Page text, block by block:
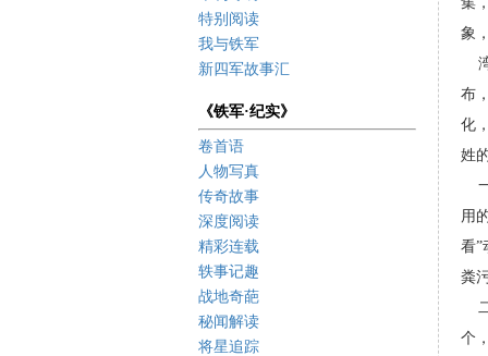
特别阅读
我与铁军
新四军故事汇
《铁军·纪实》
卷首语
人物写真
传奇故事
深度阅读
精彩连载
轶事记趣
战地奇葩
秘闻解读
将星追踪
象
湾
布
化
姓
一
用
看”
粪
个